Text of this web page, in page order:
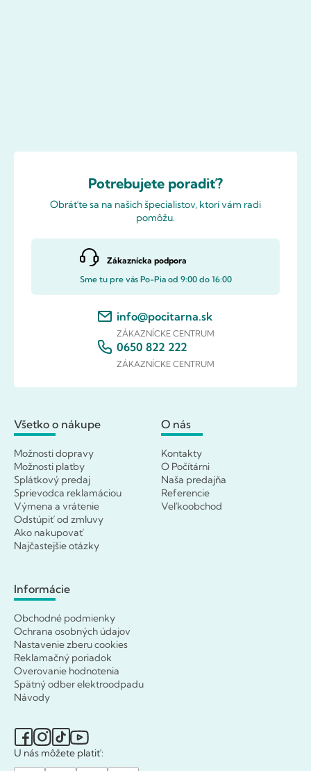
Potrebujete poradiť?
Obráťte sa na našich špecialistov, ktorí vám radi
pomôžu.
Zákaznícka podpora
Sme tu pre vás Po-Pia od 9:00 do 16:00
info@pocitarna.sk
ZÁKAZNÍCKE CENTRUM
0650 822 222
ZÁKAZNÍCKE CENTRUM
Všetko o nákupe
Možnosti dopravy
Možnosti platby
Splátkový predaj
Sprievodca reklamáciou
Výmena a vrátenie
Odstúpiť od zmluvy
Ako nakupovať
Najčastejšie otázky
O nás
Kontakty
O Počítárni
Naša predajňa
Referencie
Veľkoobchod
Informácie
Obchodné podmienky
Ochrana osobných údajov
Nastavenie zberu cookies
Reklamačný poriadok
Overovanie hodnotenia
Spätný odber elektroodpadu
Návody
U nás môžete platiť: